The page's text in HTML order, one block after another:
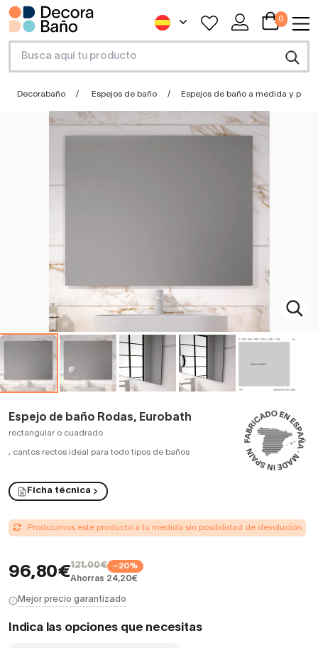
0
Decorabaño Espejos de baño Espejos de baño a medida y
Espejo de baño Rodas, Eurobath
rectangular o cuadrado
, cantos rectos ideal para todo tipos de baños
Ficha técnica
Producimos este producto a tu medida sin posibilidad de devolución
96,80€121,00€ −20%
Ahorras 24,20€
Mejor precio garantizado
Indica las opciones que necesitas